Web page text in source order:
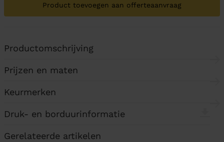
Product toevoegen aan offerteaanvraag
Productomschrijving
Prijzen en maten
Keurmerken
Druk- en borduurinformatie
Gerelateerde artikelen